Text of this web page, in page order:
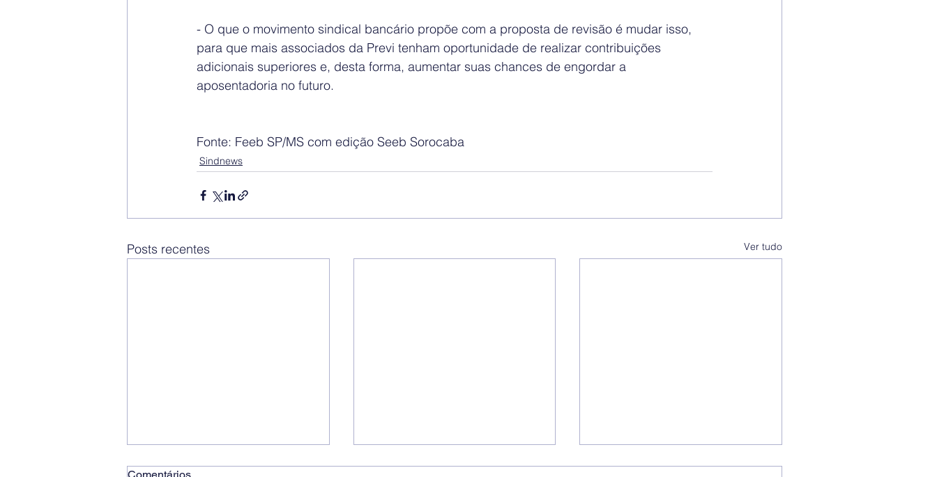
- O que o movimento sindical bancário propõe com a proposta de revisão é mudar isso,
para que mais associados da Previ tenham oportunidade de realizar contribuições
adicionais superiores e, desta forma, aumentar suas chances de engordar a
aposentadoria no futuro.
Fonte: Feeb SP/MS com edição Seeb Sorocaba
Sindnews
Posts recentes Ver tudo